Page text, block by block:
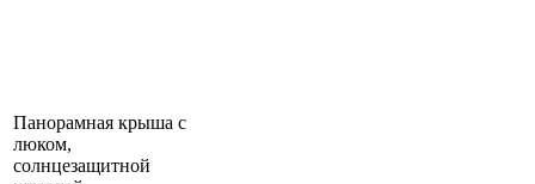
Панорамная крыша с
люком,
солнцезащитной